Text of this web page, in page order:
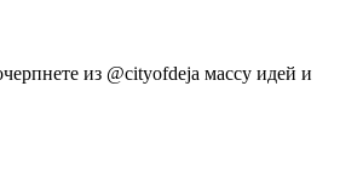
из @cityofdeja массу идей и